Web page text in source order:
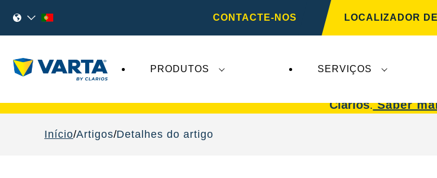
CONTACTE-NOS LOCALIZADOR
PRODUTOS SERVIÇOS
Clarios.Saber
Início Artigos Detalhes do artigo